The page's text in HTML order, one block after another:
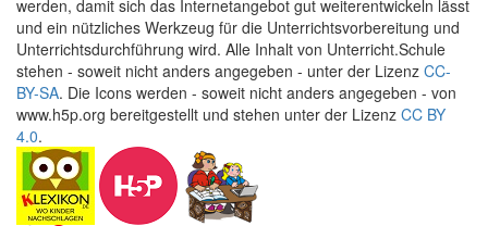
werden, damit sich das Internetangebot gut weiterentwickeln lässt
und ein nützliches Werkzeug für die Unterrichtsvorbereitung und
Unterrichtsdurchführung wird. Alle Inhalt von Unterricht.Schule
stehen - soweit nicht anders angegeben - unter der Lizenz CC-
BY-SA. Die Icons werden - soweit nicht anders angegeben - von
www.h5p.org bereitgestellt und stehen unter der Lizenz CC BY
4.0.